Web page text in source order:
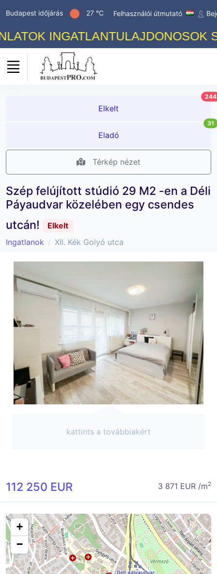
Budapest időjárás 27 °C Felhasználói útmutató
INGATLANTULAJDONOSOK
Elkelt
244
Eladó
31
Térkép nézet
Szép felújított stúdió 29 M2 -en a Déli
Páyaudvar közelében egy csendes
utcán!
Elkelt
Ingatlanok
XII. Kék Golyó utca
kattints a továbbiakért
112 250 EUR 3 871 EUR /m2
+
−